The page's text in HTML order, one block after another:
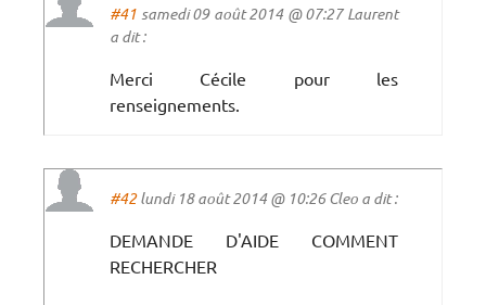
#41 samedi 09 août 2014 @ 07:27 Laurent
a dit :
Merci Cécile pour les
renseignements.
#42lundi 18 août 2014 @ 10:26 Cleo a dit :
DEMANDE D'AIDE COMMENT
RECHERCHER